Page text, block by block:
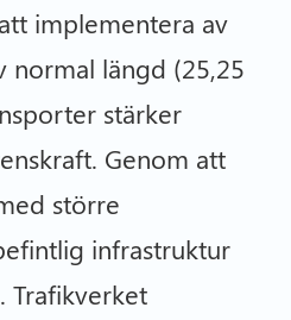
implementera av
normal längd (25,25
stärker
Genom att
större
infrastruktur
Trafikverket